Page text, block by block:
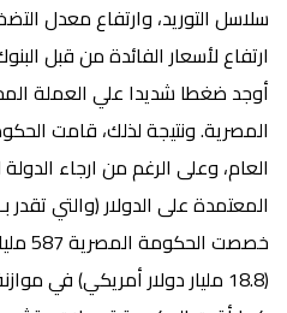
سلاسل التوريد، وارتفاع معدل
ارتفاع لأسعار الفائدة من قبل
أوجد ضغطا شديدا علي العملة
المصرية. ونتيجة لذلك، قامت
العام، وعلى الرغم من ارجاء
خصصت